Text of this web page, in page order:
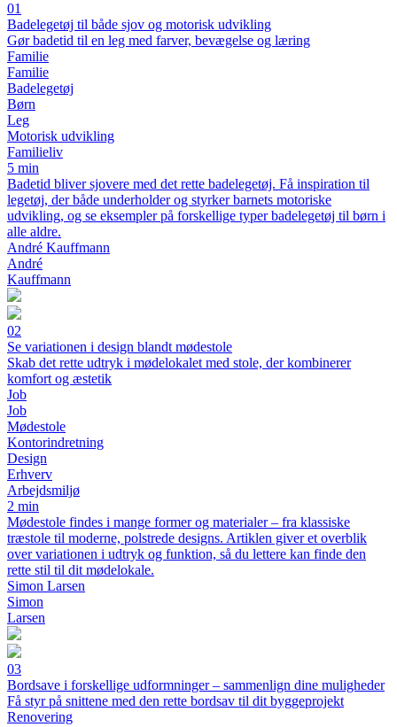
01
Badelegetøj til både sjov og motorisk udvikling
Gør badetid til en leg med farver, bevægelse og læring
Familie
Familie
Badelegetøj
Børn
Leg
Motorisk udvikling
Familieliv
5 min
Badetid bliver sjovere med det rette badelegetøj. Få inspiration til
legetøj, der både underholder og styrker barnets motoriske
udvikling, og se eksempler på forskellige typer badelegetøj til børn i
alle aldre.
André Kauffmann
André
Kauffmann
02
Se variationen i design blandt mødestole
Skab det rette udtryk i mødelokalet med stole, der kombinerer
komfort og æstetik
Job
Job
Mødestole
Kontorindretning
Design
Erhverv
Arbejdsmiljø
2 min
Mødestole findes i mange former og materialer – fra klassiske
træstole til moderne, polstrede designs. Artiklen giver et overblik
over variationen i udtryk og funktion, så du lettere kan finde den
rette stil til dit mødelokale.
Simon Larsen
Simon
Larsen
03
Bordsave i forskellige udformninger – sammenlign dine muligheder
Få styr på snittene med den rette bordsav til dit byggeprojekt
Renovering